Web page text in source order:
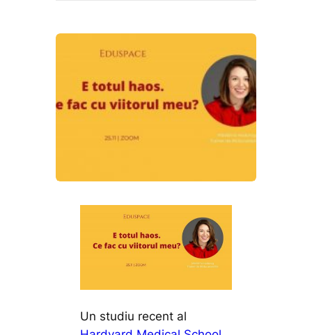
Un studiu recent al